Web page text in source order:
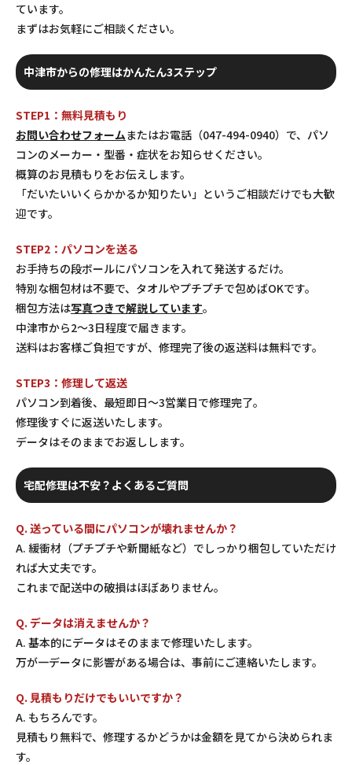
ています。
まずはお気軽にご相談ください。
中津市からの修理はかんたん3ステップ
STEP1：無料見積もり
お問い合わせフォームまたはお電話（047-494-0940）で、パソ
コンのメーカー・型番・症状をお知らせください。
概算のお見積もりをお伝えします。
「だいたいいくらかかるか知りたい」というご相談だけでも大歓
迎です。
STEP2：パソコンを送る
お手持ちの段ボールにパソコンを入れて発送するだけ。
特別な梱包材は不要で、タオルやプチプチで包めばOKです。
梱包方法は写真つきで解説しています。
中津市から2〜3日程度で届きます。
送料はお客様ご負担ですが、修理完了後の返送料は無料です。
STEP3：修理して返送
パソコン到着後、最短即日〜3営業日で修理完了。
修理後すぐに返送いたします。
データはそのままでお返しします。
宅配修理は不安？よくあるご質問
Q. 送っている間にパソコンが壊れませんか？
A. 緩衝材（プチプチや新聞紙など）でしっかり梱包していただけ
れば大丈夫です。
これまで配送中の破損はほぼありません。
Q. データは消えませんか？
A. 基本的にデータはそのままで修理いたします。
万が一データに影響がある場合は、事前にご連絡いたします。
Q. 見積もりだけでもいいですか？
A. もちろんです。
見積もり無料で、修理するかどうかは金額を見てから決められま
す。